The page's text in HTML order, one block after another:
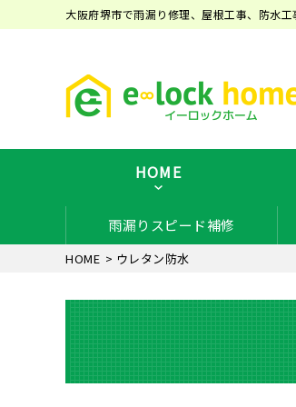
大阪府堺市で雨漏り修理、屋根工事、防水
HOME
雨漏りスピード補修
HOME > ウレタン防水